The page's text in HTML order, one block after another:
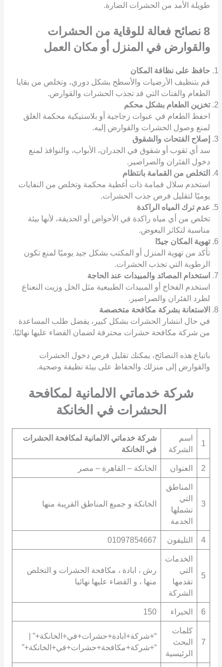
طويلة الأمد من الحشرات الضارة.
8 نصائح فعالة للوقاية من الحشرات
والقوارض في المنزل أو مكان العمل
حافظ على نظافة المكان
قم بتنظيف الأرضيات والأسطح بشكل دوري، وتخلص من بقايا
الطعام والفتات التي قد تجذب الحشرات والقوارض.
تخزين الطعام بشكل محكم
احفظ الطعام في عبوات زجاجية أو بلاستيكية محكمة الغلق
لمنع وصول الحشرات والقوارض إليه.
إصلاح الفتحات والشقوق
سد أي ثقوب أو شقوق في الجدران، الأبواب، والنوافذ لمنع
دخول الفئران والصراصير.
التخلص من القمامة بانتظام
استخدم سلال قمامة ذات أغطية محكمة وتخلص من النفايات
يوميًا لتقليل فرص جذب الحشرات.
عدم ترك المياه الراكدة
تخلص من أي مياه راكدة في الأحواض أو الحديقة، لأنها بيئة
مناسبة لتكاثر البعوض.
تهوية المكان جيدًا
تأكد من تهوية المنزل أو المكتب بشكل جيد يوميًا لمنع تكون
الرطوبة التي تجذب الحشرات.
استخدام المصائد والمبيدات عند الحاجة
استخدم الفخاخ أو المبيدات الطبيعية مثل الخل وزيت النعناع
لطرد الفئران والصراصير.
الاستعانة بشركة مكافحة متخصصة
في حال انتشار الحشرات بشكل كبير، يفضل طلب المساعدة
من شركة مكافحة حشرات محترفة لضمان القضاء عليها نهائيًا.
باتباع هذه النصائح، يمكنك تقليل فرص دخول الحشرات
والقوارض إلى منزلك والحفاظ على بيئة نظيفة وصحية.
شركة خدماتي الالمانية لمكافحة
الحشرات في الخانكة
1
اسم
الشركة
شركة خدماتي الالمانية لمكافحة الحشرات
في الخانكة
2 العنوان الخانكة – القاهرة – مصر
3
المناطق
التي
تشملها
الخدمة
الخانكة و جميع المناطق القريبة منها
4 التليفون 01097854667
5
الخدمات
التي
تقدمها
الشركة
رش ، ابادة ، مكافحة الحشرات و التخلص
منها ، و القضاء عليها نهائيا
6 الخبراء 150
7
كلمات
البحث
الرئيسية
“+شركة+ابادة+حشرات+في+الخانكة+” |
“+شركة+مكافحة+حشرات+في+الخانكة+”